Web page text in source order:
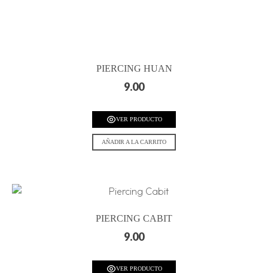
PIERCING HUAN
9.00
VER PRODUCTO
AÑADIR A LA CARRITO
PIERCING CABIT
9.00
VER PRODUCTO